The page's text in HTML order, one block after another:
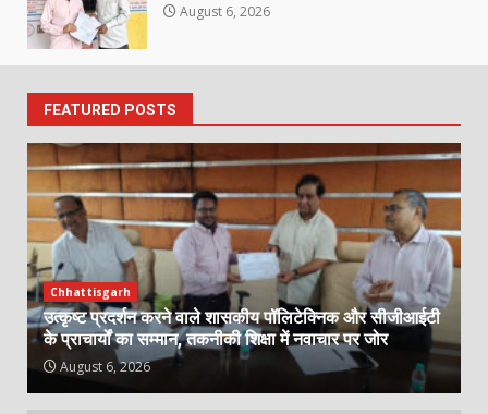
August 6, 2026
FEATURED POSTS
Chhattisgarh
उत्कृष्ट प्रदर्शन करने वाले शासकीय पॉलिटेक्निक और सीजीआईटी
के प्राचार्यों का सम्मान, तकनीकी शिक्षा में नवाचार पर जोर
August 6, 2026